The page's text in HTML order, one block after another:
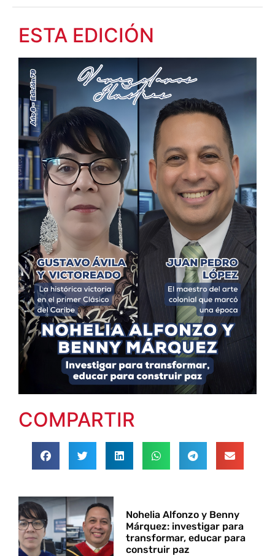
ESTA EDICIÓN
COMPARTIR
Nohelia Alfonzo y Benny
Márquez: investigar para
transformar, educar para
construir paz